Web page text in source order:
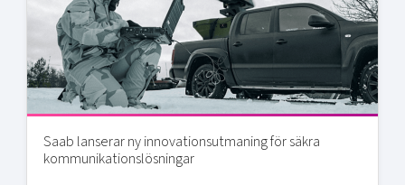
Saab lanserar ny innovationsutmaning för säkra
kommunikationslösningar